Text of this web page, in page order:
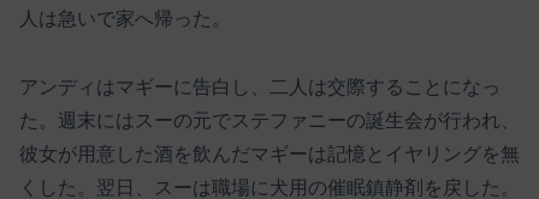
人は急いで家へ帰った。
アンディはマギーに告白し、二人は交際することになっ
た。週末にはスーの元でステファニーの誕生会が行われ、
彼女が用意した酒を飲んだマギーは記憶とイヤリングを無
くした。翌日、スーは職場に犬用の催眠鎮静剤を戻した。